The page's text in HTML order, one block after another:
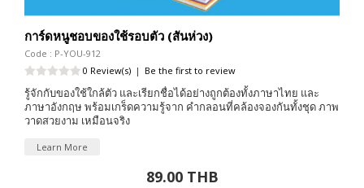
การ์ดหนูชอบของใช้รอบตัว (สันห่วง)
Code : P-YOU-912
0 Review(s) | Be the first to review
รู้จักกับของใช้ใกล้ตัว และเรียกชื่อได้อย่างถูกต้องทั้งภาษาไทย และ
ภาษาอังกฤษ พร้อมเกร็ดความรู้จาก คำกลอนที่คล้องจองกันทั้งชุด ภาพ
วาดสวยงาม เหมือนจริง
Learn More
89.00 THB